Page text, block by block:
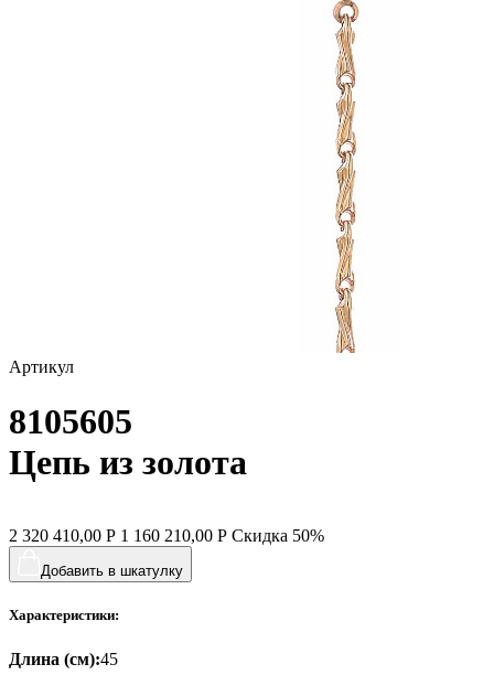
Артикул
8105605
Цепь из золота
2 320 410,00 Р 1 160 210,00 Р Скидка 50%
Добавить в шкатулку
Характеристики:
Длина (см):45